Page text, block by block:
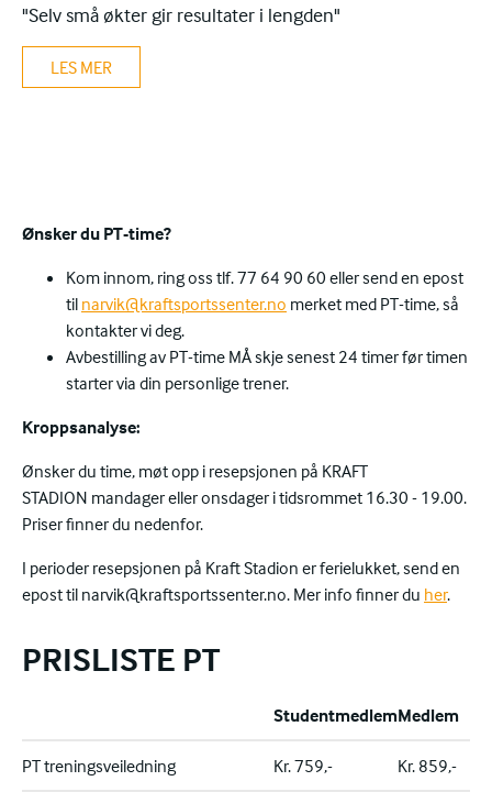
"Selv små økter gir resultater i lengden"
LES MER
Ønsker du PT-time?
Kom innom, ring oss tlf. 77 64 90 60 eller send en epost
til narvik@kraftsportssenter.no merket med PT-time, så
kontakter vi deg.
Avbestilling av PT-time MÅ skje senest 24 timer før timen
starter via din personlige trener.
Kroppsanalyse:
Ønsker du time, møt opp i resepsjonen på KRAFT
STADION mandager eller onsdager i tidsrommet 16.30 - 19.00.
Priser finner du nedenfor.
I perioder resepsjonen på Kraft Stadion er ferielukket, send en
epost til narvik@kraftsportssenter.no. Mer info finner du her.
PRISLISTE PT
StudentmedlemMedlem
PT treningsveiledning Kr. 759,- Kr. 859,-